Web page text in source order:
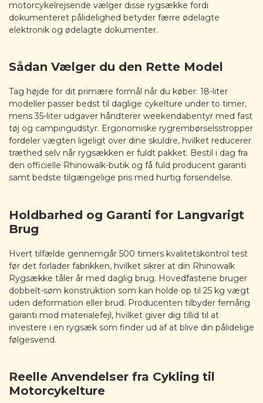
motorcykelrejsende vælger disse rygsække fordi
dokumenteret pålidelighed betyder færre ødelagte
elektronik og ødelagte dokumenter.
Sådan Vælger du den Rette Model
Tag højde for dit primære formål når du køber: 18-liter
modeller passer bedst til daglige cykelture under to timer,
mens 35-liter udgaver håndterer weekendabentyr med fast
tøj og campingudstyr. Ergonomiske rygrembørselsstropper
fordeler vægten ligeligt over dine skuldre, hvilket reducerer
træthed selv når rygsækken er fuldt pakket. Bestil i dag fra
den officielle Rhinowalk-butik og få fuld producent garanti
samt bedste tilgængelige pris med hurtig forsendelse.
Holdbarhed og Garanti for Langvarigt
Brug
Hvert tilfælde gennemgår 500 timers kvalitetskontrol test
før det forlader fabrikken, hvilket sikrer at din Rhinowalk
Rygsække tåler år med daglig brug. Hovedfastene bruger
dobbelt-søm konstruktion som kan holde op til 25 kg vægt
uden deformation eller brud. Producenten tilbyder femårig
garanti mod materialefejl, hvilket giver dig tillid til at
investere i en rygsæk som finder ud af at blive din pålidelige
følgesvend.
Reelle Anvendelser fra Cykling til
Motorcykelture